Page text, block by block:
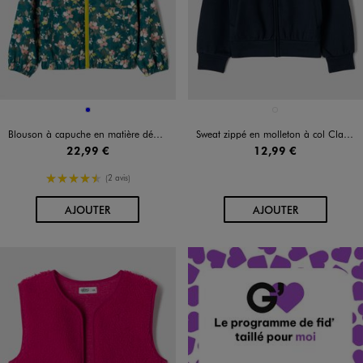
Disponible en 1 coloris
BLEU
Blouson à capuche en matière déperlante fille
22,99 €
4.5/5 de moyenne
(2 avis)
AJOUTERAU PANIER
Sweat zippé en molleton à col Claudine fille
12,99 €
AJOUTERAU PANIER